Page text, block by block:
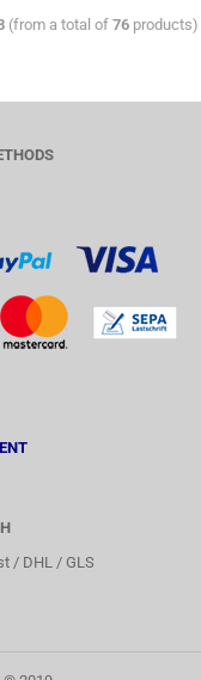
(from a total of 76products)
/ DHL / GLS